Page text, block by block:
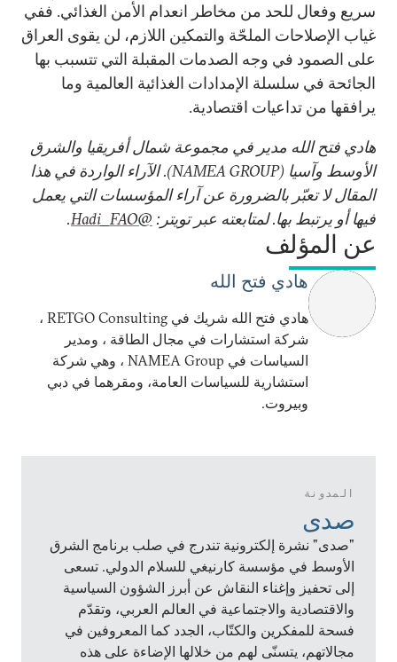
المدونة
صدى
"صدى" نشرة إلكترونية تندرج في صلب برنامج الشرق
الأوسط في مؤسسة كارنيغي للسلام الدولي. تسعى
إلى تحفيز وإغناء النقاش عن أبرز الشؤون السياسية
والاقتصادية والاجتماعية في العالم العربي، وتقدّم
فسحة للمفكرين والكتّاب، الجدد كما المعروفين في
مجالاتهم، يتسنّى لهم من خلالها الإضاءة على هذه
سريع وفعال للحد من مخاطر انعدام الأمن الغذائي. ففي
غياب الإصلاحات الملحّة والتمكين اللازم، لن يقوى العراق
على الصمود في وجه الصدمات المقبلة التي تتسبب بها
الجائحة في سلسلة الإمدادات الغذائية العالمية وما
يرافقها من تداعيات اقتصادية.
هادي فتح الله مدير في مجموعة شمال أفريقيا والشرق
الأوسط وآسيا (NAMEA GROUP). الآراء الواردة في هذا
المقال لا تعبّر بالضرورة عن آراء المؤسسات التي يعمل
فيها أو يرتبط بها. لمتابعته عبر تويتر: @Hadi_FAO
.
عن المؤلف
هادي فتح الله
هادي فتح الله شريك في RETGO Consulting ،
شركة استشارات في مجال الطاقة ، ومدير
السياسات في NAMEA Group ، وهي شركة
استشارية للسياسات العامة، ومقرهما في دبي
وبيروت.